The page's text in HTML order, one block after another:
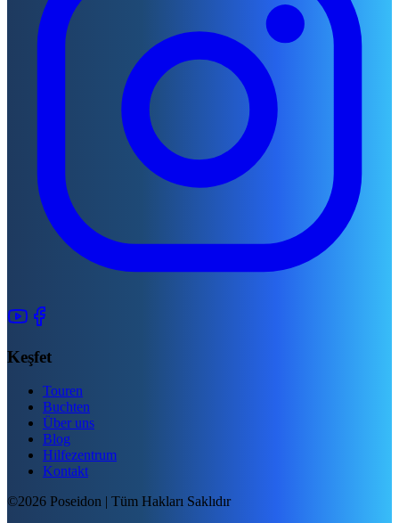
Keşfet
Touren
Buchten
Über uns
Blog
Hilfezentrum
Kontakt
©2026 Poseidon | Tüm Hakları Saklıdır